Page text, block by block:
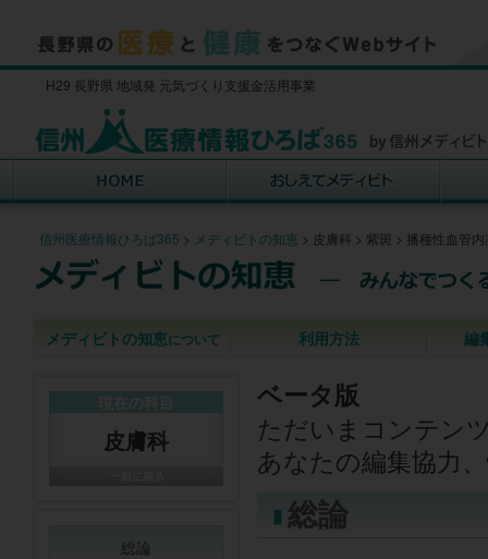
H29 長野県 地域発 元気づくり支援金活用事業
信州医療情報ひろば365 > メディビトの知恵 > 皮膚科 > 紫斑 > 播種性血管
メディビトの知恵について 利用方法 編
ベータ版
ただいまコンテン
あなたの編集協力
総論
皮膚科
総論